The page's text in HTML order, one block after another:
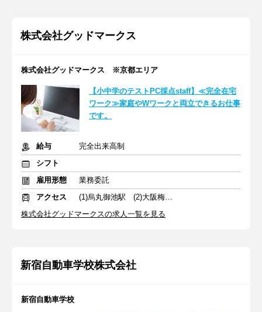
株式会社グッドマークス
株式会社グッドマークス ※京都エリア
【小中学のテストPC採点staff】≪完全在宅
ワーク≫家庭やWワークと両立できるお仕事
です。
給与
完全出来高制
シフト
雇用形態
業務委託
アクセス
(1)烏丸御池駅 (2)大阪梅田駅
株式会社グッドマークスの求人一覧を見る
新宿自動車学校株式会社
新宿自動車学校